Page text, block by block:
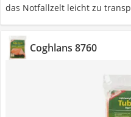
das Notfallzelt leicht zu
Coghlans 8760